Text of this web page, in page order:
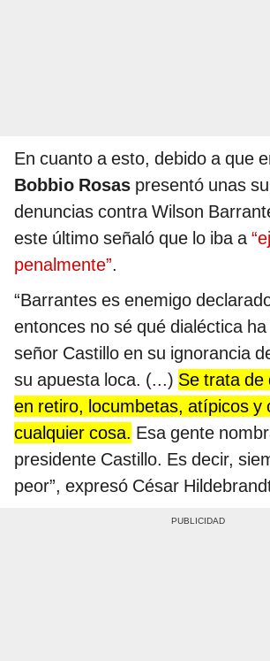
En cuanto a esto, debido a que
Bobbio Rosas presentó unas
denuncias contra Wilson
este último señaló que lo iba a
penalmente”.
“Barrantes es enemigo
entonces no sé qué dialéctica
señor Castillo en su ignorancia
su apuesta loca. (...) Se trata de
en retiro, locumbetas, atípicos y
cualquier cosa. Esa gente
presidente Castillo. Es decir,
peor”, expresó César